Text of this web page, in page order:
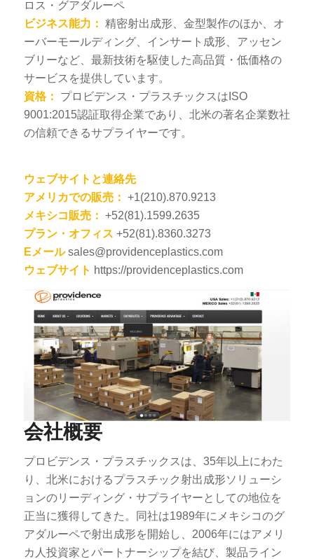
ロス・グアダルーペ
ビジネス能力： 精密射出成形、金型製作のほか、オ
ーバーモールディング、インサート成形、アッセン
ブリーなど、最新技術を駆使した高品質・低価格の
サービスを提供しています。
資格：
プロビデンス・プラスチックスはISO
9001:2015認証取得企業であり、北米の著名企業数社
の信頼できるサプライヤーです。
ウェブサイトと連絡先
アメリカでの販売： +1(210).870.9213
メキシコ販売： +52(81).1599.2635
プラン・オフィス +52(81).8360.3273
Eメールsales@providenceplastics.com
ウェブサイト https://providenceplastics.com
会社概要
プロビデンス・プラスチックスは、35年以上にわた
り、北米におけるプラスチック射出成形ソリューシ
ョンのリーディング・サプライヤーとしての地位を
正当に獲得してきた。同社は1989年にメキシコのグ
アダルーペで射出成形を開始し、2006年にはアメリ
カ人投資家とパートナーシップを結び、製品ライン